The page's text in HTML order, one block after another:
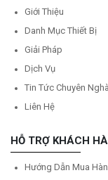
Giới Thiệu
Danh Mục Thiết Bị
Giải Pháp
Dịch Vụ
Tin Tức Chuyên
Liên Hệ
HỖ TRỢ KHÁCH
Hướng Dẫn Mua